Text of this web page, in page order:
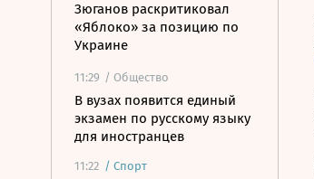
Зюганов раскритиковал
«Яблоко» за позицию по
Украине
11:29 / Общество
В вузах появится единый
экзамен по русскому языку
для иностранцев
11:22 / Спорт